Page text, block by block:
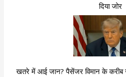
दिया जोर
खतरे में आई जान? पैसेंजर विमान के करीब